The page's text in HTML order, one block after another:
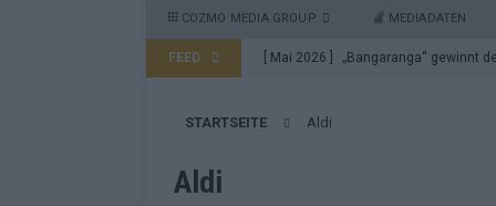
COZMO MEDIA GROUP MEDIADATEN
FEED [ Mai 2026 ] „Bangaranga“ gewinnt
[ Mai 2026 ]
STARTSEITE Aldi
Aldi